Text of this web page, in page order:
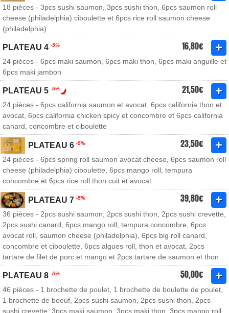
18 pièces - 3pcs sushi saumon, 3pcs sushi thon, 6pcs saumon roll
cheese (philadelphia) ciboulette et 6pcs rice roll saumon cheese
(philadelphia)
PLATEAU 4 -5% 16,80€
24 pièces - 6pcs maki saumon, 6pcs maki thon, 6pcs maki anguille et
6pcs maki jambon
PLATEAU 5 -5% 21,50€
24 pièces - 6pcs california saumon et avocat, 6pcs california thon et
avocat, 6pcs california chicken spicy et concombre et 6pcs california
canard, concombre et ciboulette
PLATEAU 6 -5% 23,50€
24 pièces - 6pcs spring roll saumon avocat cheese, 6pcs saumon roll
cheese (philadelphia) ciboulette, 6pcs mango roll, tempura
concombre et 6pcs rice roll thon cuit et avocat
PLATEAU 7 -5% 39,80€
36 pièces - 2pcs sushi saumon, 2pcs sushi thon, 2pcs sushi crevette,
2pcs sushi canard, 6pcs mango roll, tempura concombre, 6pcs
avocat roll, saumon cheese (philadelphia), 6pcs big roll canard,
concombre et ciboulette, 6pcs algues roll, thon et avocat, 2pcs
tartare de filet de porc et mango et 2pcs tartare de saumon et thon
PLATEAU 8 -5% 50,00€
46 pièces - 1 brochette de poulet, 1 brochette de boulette de poulet,
1 brochette de boeuf, 2pcs sushi saumon, 2pcs sushi thon, 2pcs
sushi crevette, 3pcs maki saumon, 3pcs maki thon, 3pcs mango roll,